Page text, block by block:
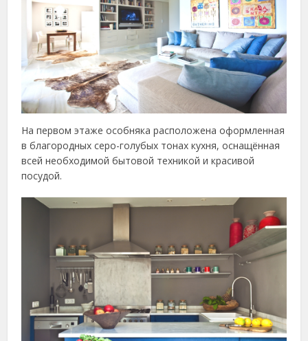
На первом этаже особняка расположена оформленная
в благородных серо-голубых тонах кухня, оснащённая
всей необходимой бытовой техникой и красивой
посудой.